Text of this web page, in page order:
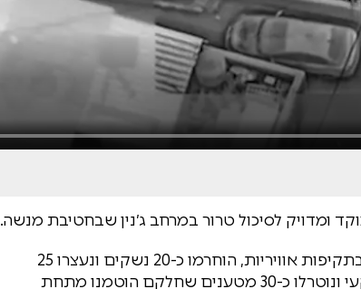
ומדויק לסיכול טרור במרחב ג׳נין שבחטיבת מנשה.
עד כה במבצע בג'נין, חוסלו 14 מחבלים בחילופי אש ובתקיפות אוויריות, הוחרמו כ-20 נשקים ונעצרו 25
מחבלים. בנוסף, אותר מחבוא אמצעי לחימה תת-קרקעי ונוטרלו כ-30 מטענים שחלקם הוטמנו מתחת